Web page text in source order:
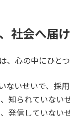
社会へ届
心の中にひと
ないせいで、採
知られていない
発信していない